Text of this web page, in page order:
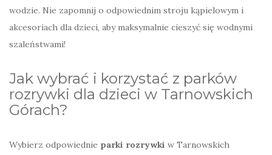
wodzie. Nie zapomnij o odpowiednim stroju kąpielowym i
akcesoriach dla dzieci, aby maksymalnie cieszyć się wodnymi
szaleństwami!
Jak wybrać i korzystać z parków
rozrywki dla dzieci w Tarnowskich
Górach?
Wybierz odpowiednie parki rozrywki w Tarnowskich